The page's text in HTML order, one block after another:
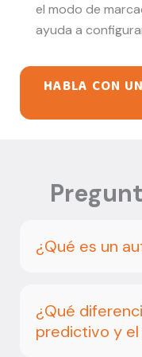
el modo de
ayuda a
HABLA CON
¿Qué es un
¿Qué
predictivo y